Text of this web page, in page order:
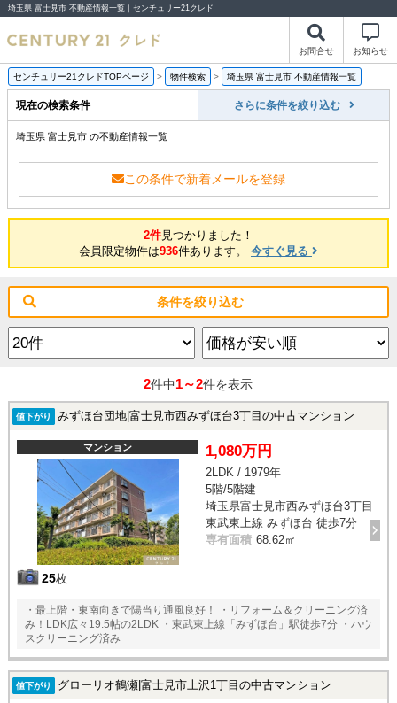
埼玉県 富士見市 不動産情報一覧｜センチュリー21クレド
お問合せ お知らせ
センチュリー21クレドTOPページ > 物件検索 > 埼玉県 富士見市 不動産情報一覧
現在の検索条件 さらに条件を絞り込む
埼玉県 富士見市 の不動産情報一覧
この条件で新着メールを登録
2件見つかりました！
会員限定物件は936件あります。 今すぐ見る
条件を絞り込む
2件中1～2件を表示
値下がり みずほ台団地|富士見市西みずほ台3丁目の中古マンション
マンション
25枚
1,080万円
2LDK / 1979年
5階/5階建
埼玉県富士見市西みずほ台3丁目
東武東上線 みずほ台 徒歩7分
専有面積 68.62㎡
・最上階・東南向きで陽当り通風良好！ ・リフォーム＆クリーニング済
み！LDK広々19.5帖の2LDK ・東武東上線「みずほ台」駅徒歩7分 ・ハウ
スクリーニング済み
値下がり グローリオ鶴瀬|富士見市上沢1丁目の中古マンション